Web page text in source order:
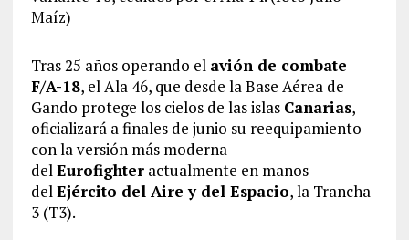
Maíz)
Tras 25 años operando el avión de combate
F/A-18, el Ala 46, que desde la Base Aérea de
Gando protege los cielos de las islas Canarias,
oficializará a finales de junio su reequipamiento
con la versión más moderna
delEurofighteractualmente en manos
delEjército del Aire y del Espacio, la Trancha
3 (T3).